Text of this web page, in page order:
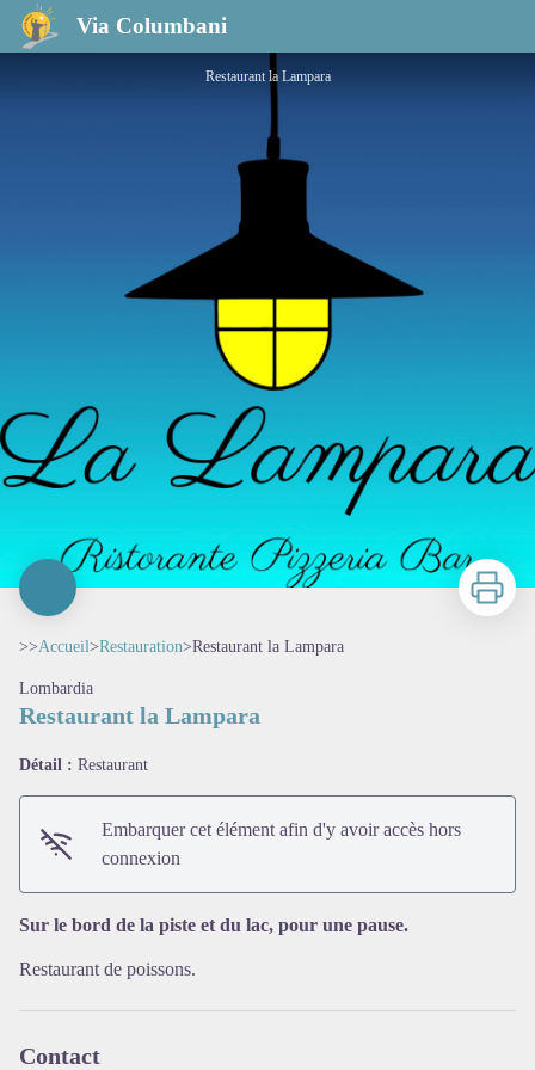
Via Columbani
Restaurant la Lampara
Restaurant la Lampara
Imprimer
>>Accueil>Restauration>Restaurant la Lampara
Lombardia
Restaurant la Lampara
Détail : Restaurant
Embarquer cet élément afin d'y avoir accès hors
connexion
Sur le bord de la piste et du lac, pour une pause.
Restaurant de poissons.
Contact